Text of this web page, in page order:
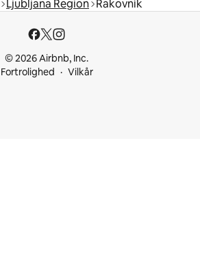
Ljubljana Region Rakovník
© 2026 Airbnb, Inc.
Fortrolighed
Vilkår